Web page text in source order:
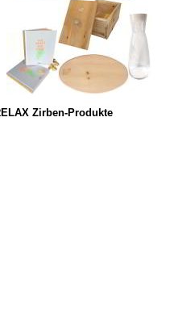
Zirben-Produkte